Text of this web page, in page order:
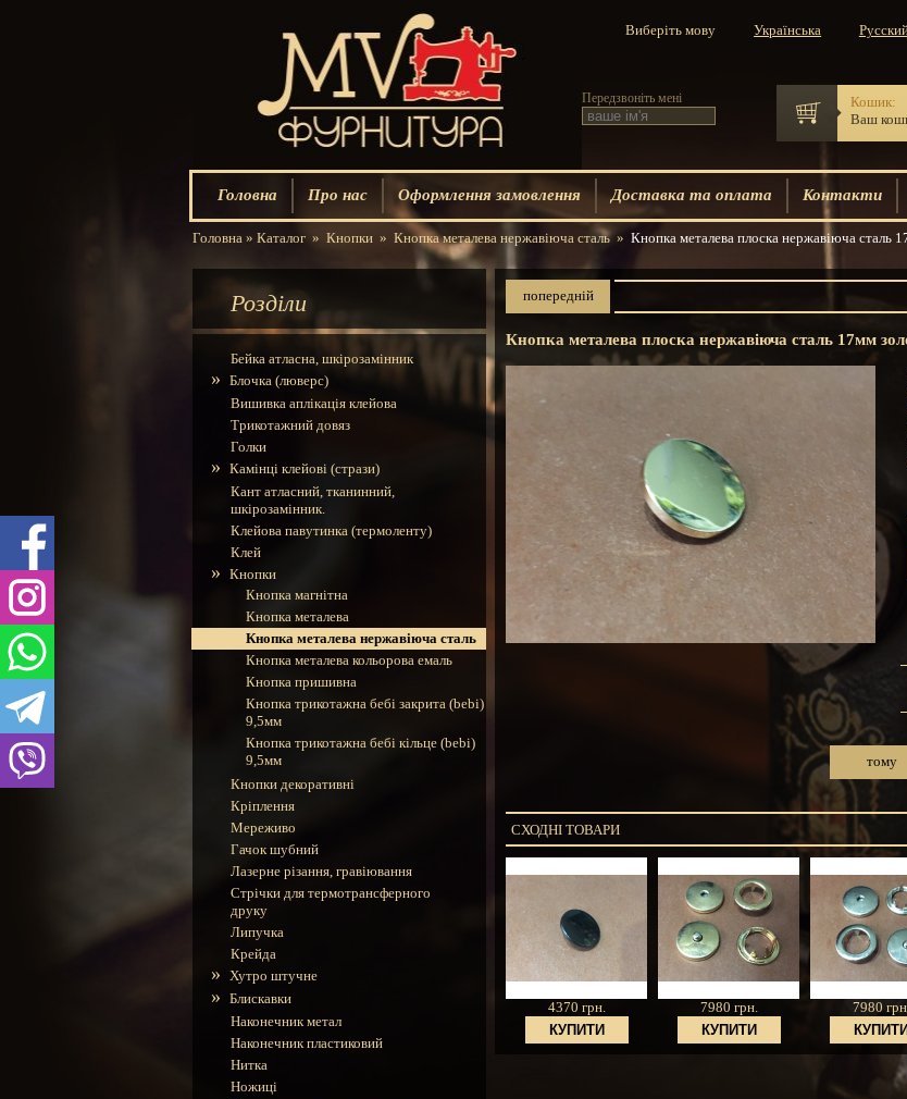
Виберіть мову
Передзвоніть мені
Кошик:
Ваш
Головна Про нас Оформлення замовлення Доставка та оплата Контакти
Головна » Каталог » Кнопки » Кнопка металева нержавіюча сталь » Кнопка металева плоска нержавіюча сталь
Розділи попередній
Кнопка металева плоска нержавіюча сталь 17мм
тому
СХОДНІ ТОВАРИ
4370 грн. 7980 грн. 7980
Бейка атласна, шкірозамінник
» Блочка (люверс)
Вишивка аплікація клейова
Трикотажний довяз
Голки
» Камінці клейові (стрази)
Кант атласний, тканинний,
шкірозамінник.
Клейова павутинка (термоленту)
Клей
» Кнопки
Кнопка магнітна
Кнопка металева
Кнопка металева нержавіюча сталь
Кнопка металева кольорова емаль
Кнопка пришивна
Кнопка трикотажна бебі закрита (bebi)
9,5мм
Кнопка трикотажна бебі кільце (bebi)
9,5мм
Кнопки декоративні
Кріплення
Мереживо
Гачок шубний
Лазерне різання, гравіювання
Стрічки для термотрансферного
друку
Липучка
Крейда
» Хутро штучне
» Блискавки
Наконечник метал
Наконечник пластиковий
Нитка
Ножиці